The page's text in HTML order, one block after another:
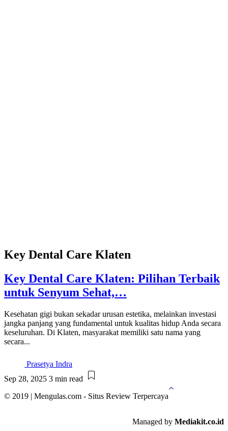
Key Dental Care Klaten
Key Dental Care Klaten: Pilihan Terbaik
untuk Senyum Sehat,…
Kesehatan gigi bukan sekadar urusan estetika, melainkan investasi
jangka panjang yang fundamental untuk kualitas hidup Anda secara
keseluruhan. Di Klaten, masyarakat memiliki satu nama yang
secara...
Prasetya Indra
Sep 28, 2025 3 min read
© 2019 | Mengulas.com - Situs Review Terpercaya
Managed by Mediakit.co.id